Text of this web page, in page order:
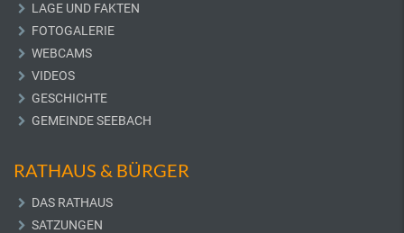
LAGE UND FAKTEN
FOTOGALERIE
WEBCAMS
VIDEOS
GESCHICHTE
GEMEINDE SEEBACH
RATHAUS & BÜRGER
DAS RATHAUS
SATZUNGEN